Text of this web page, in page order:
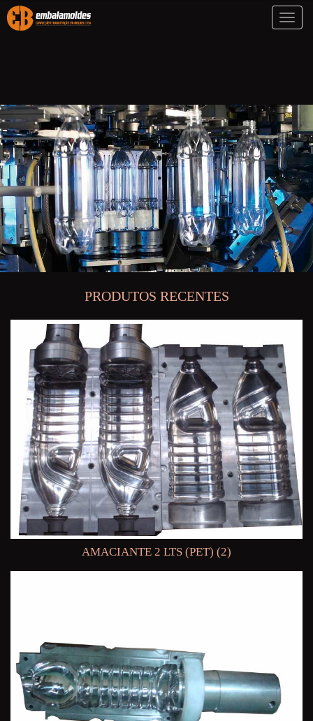
Toggle
PRODUTOS RECENTES
AMACIANTE 2 LTS (PET) (2)